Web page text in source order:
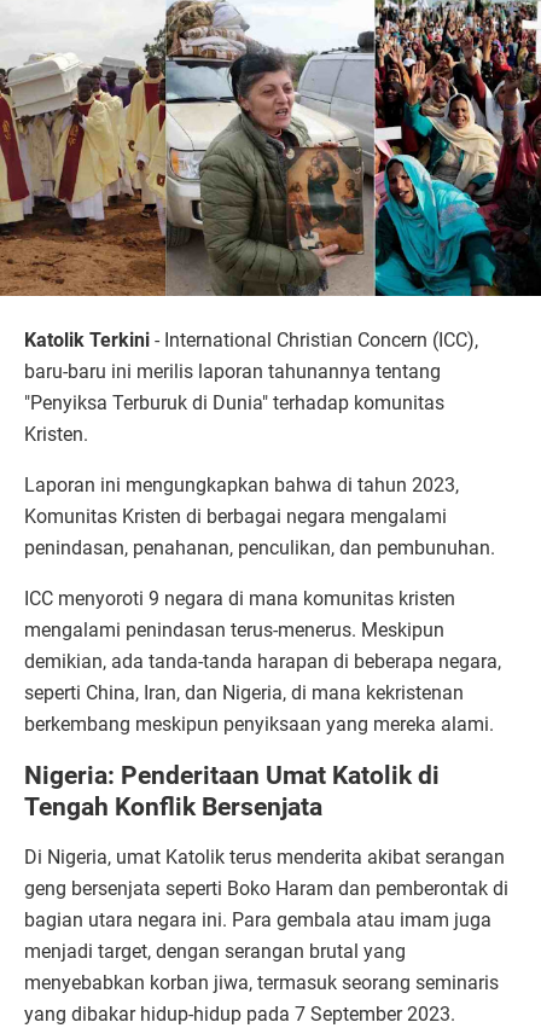
Katolik Terkini - International Christian Concern (ICC),
baru-baru ini merilis laporan tahunannya tentang
"Penyiksa Terburuk di Dunia" terhadap komunitas
Kristen.
Laporan ini mengungkapkan bahwa di tahun 2023,
Komunitas Kristen di berbagai negara mengalami
penindasan, penahanan, penculikan, dan pembunuhan.
ICC menyoroti 9 negara di mana komunitas kristen
mengalami penindasan terus-menerus. Meskipun
demikian, ada tanda-tanda harapan di beberapa negara,
seperti China, Iran, dan Nigeria, di mana kekristenan
berkembang meskipun penyiksaan yang mereka alami.
Nigeria: Penderitaan Umat Katolik di
Tengah Konflik Bersenjata
Di Nigeria, umat Katolik terus menderita akibat serangan
geng bersenjata seperti Boko Haram dan pemberontak di
bagian utara negara ini. Para gembala atau imam juga
menjadi target, dengan serangan brutal yang
menyebabkan korban jiwa, termasuk seorang seminaris
yang dibakar hidup-hidup pada 7 September 2023.